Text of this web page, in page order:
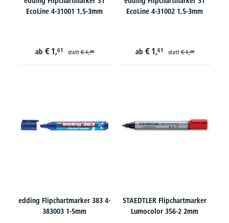
EcoLine 4-31001 1,5-3mm
ab € 1,61 statt€ 1,99
EcoLine 4-31002 1,5-3mm
ab € 1,61 statt€ 1,99
edding Flipchartmarker 383 4-
383003 1-5mm
STAEDTLER Flipchartmarker
Lumocolor 356-2 2mm